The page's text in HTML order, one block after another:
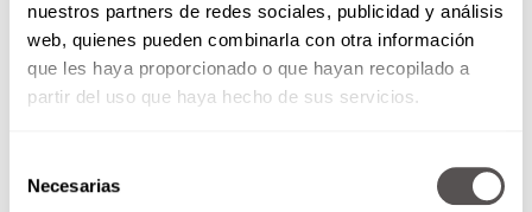
nuestros partners de redes sociales, publicidad y análisis
web, quienes pueden combinarla con otra información
que les haya proporcionado o que hayan recopilado a
partir del uso que haya hecho de sus servicios.
Necesarias
¿Y la privacidad? ¡Alerta roja!
Esto es vital (y no es broma). Lo que pasa en el
consultorio de tu terapeuta se queda ahí por ley
te da pánico el compromiso o que odias tu